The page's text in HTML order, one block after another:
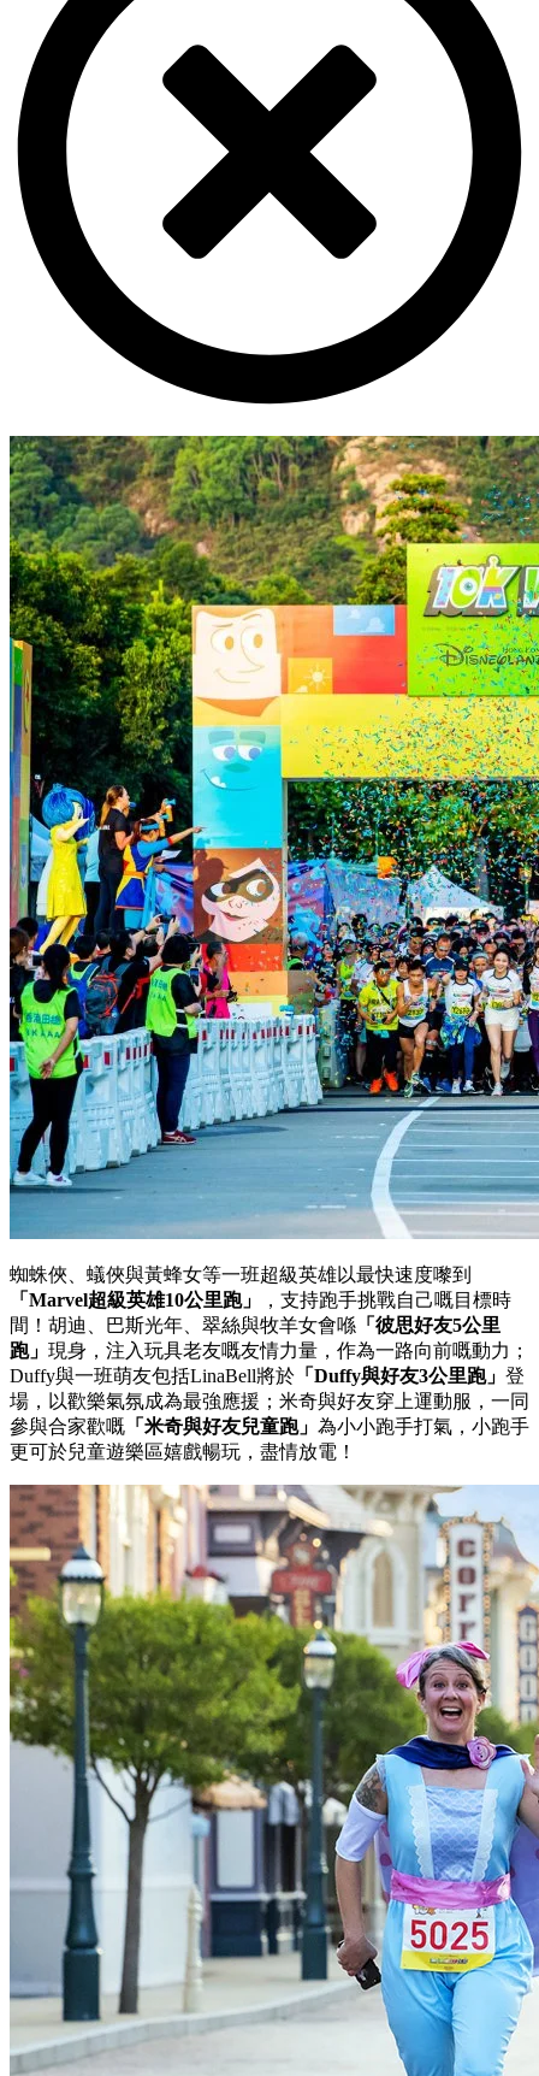
蜘蛛俠、蟻俠與黃蜂女等一班超級英雄以最快速度嚟到
「Marvel超級英雄10公里跑」
，支持跑手挑戰自己嘅目標時
間！胡迪、巴斯光年、翠絲與牧羊女會喺 「彼思好友5公里
跑」 現身，注入玩具老友嘅友情力量，作為一路向前嘅動力；
Duffy與一班萌友包括LinaBell將於 「 Duffy與好友3公里跑」 登
場，以歡樂氣氛成為最強應援；米奇與好友穿上運動服，一同
參與合家歡嘅 「米奇與好友兒童跑」 為小小跑手打氣，小跑手
更可於兒童遊樂區嬉戲暢玩，盡情放電！